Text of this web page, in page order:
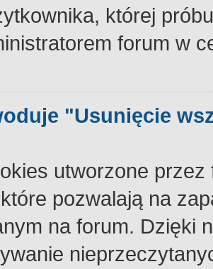
której
forum w
"Usunięcie
utworzone
pozwalają na
na forum. Dzięki